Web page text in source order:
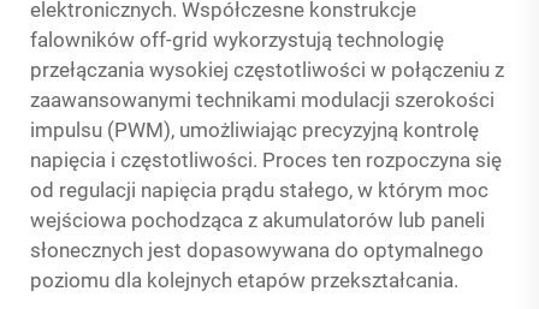
elektronicznych. Współczesne konstrukcje
falowników off-grid wykorzystują technologię
przełączania wysokiej częstotliwości w połączeniu z
zaawansowanymi technikami modulacji szerokości
impulsu (PWM), umożliwiając precyzyjną kontrolę
napięcia i częstotliwości. Proces ten rozpoczyna się
od regulacji napięcia prądu stałego, w którym moc
wejściowa pochodząca z akumulatorów lub paneli
słonecznych jest dopasowywana do optymalnego
poziomu dla kolejnych etapów przekształcania.